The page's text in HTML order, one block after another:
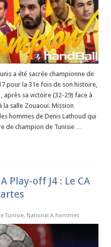
a été sacrée championne de
pour la 31e fois de son histoire,
après sa victoire (32-29) face à
la salle Zouaoui. Mission
hommes de Denis Lathoud qui
de champion de Tunisie …
Play-off J4 : Le CA
Tunisie, National A hommes